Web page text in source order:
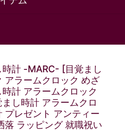
計 -MARC- [目覚まし
アラームクロック めざ
計 アラームクロック
し時計 アラームクロ
プレゼント アンティー
落 ラッピング 就職祝い